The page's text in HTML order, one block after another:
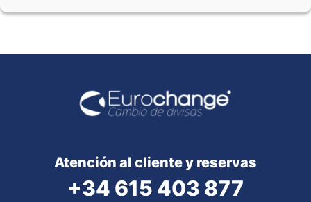
Atención al cliente y reservas
+34 615 403 877